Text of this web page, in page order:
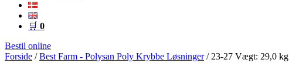
🛒 0
Bestil online
Forside /Best Farm - Polysan Poly Krybbe Løsninger/ 23-27 Vægt: 29,0 kg